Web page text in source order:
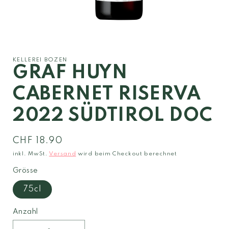
Modal
öffnen
KELLEREI BOZEN
GRAF HUYN
CABERNET RISERVA
2022 SÜDTIROL DOC
Normaler
Preis
CHF 18.90
inkl. MwSt.Versand wird beim Checkout berechnet
Grösse
75cl
Anzahl